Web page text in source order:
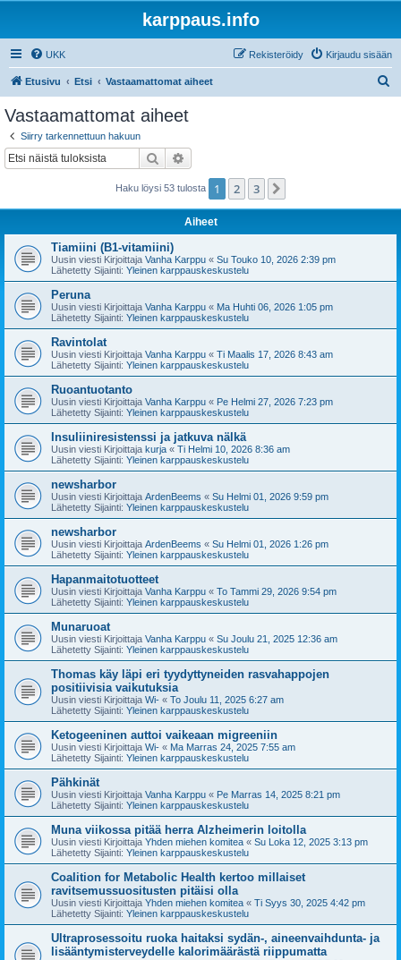
karppaus.info
UKK Kirjaudu sisään
Rekisteröidy
Etusivu Etsi Vastaamattomat aiheet
Vastaamattomat aiheet
Siirry tarkennettuun hakuun
Etsi
Haku löysi 53 tulosta 1 2 3
Aiheet
Tiamiini (B1-vitamiini)
Uusin viesti Kirjoittaja Vanha Karppu « Su Touko 10, 2026 2:39 pm
Lähetetty Sijainti: Yleinen karppauskeskustelu
Peruna
Uusin viesti Kirjoittaja Vanha Karppu « Ma Huhti 06, 2026 1:05 pm
Lähetetty Sijainti: Yleinen karppauskeskustelu
Ravintolat
Uusin viesti Kirjoittaja Vanha Karppu « Ti Maalis 17, 2026 8:43 am
Lähetetty Sijainti: Yleinen karppauskeskustelu
Ruoantuotanto
Uusin viesti Kirjoittaja Vanha Karppu « Pe Helmi 27, 2026 7:23 pm
Lähetetty Sijainti: Yleinen karppauskeskustelu
Insuliiniresistenssi ja jatkuva nälkä
Uusin viesti Kirjoittaja kurja « Ti Helmi 10, 2026 8:36 am
Lähetetty Sijainti: Yleinen karppauskeskustelu
newsharbor
Uusin viesti Kirjoittaja ArdenBeems « Su Helmi 01, 2026 9:59 pm
Lähetetty Sijainti: Yleinen karppauskeskustelu
newsharbor
Uusin viesti Kirjoittaja ArdenBeems « Su Helmi 01, 2026 1:26 pm
Lähetetty Sijainti: Yleinen karppauskeskustelu
Hapanmaitotuotteet
Uusin viesti Kirjoittaja Vanha Karppu « To Tammi 29, 2026 9:54 pm
Lähetetty Sijainti: Yleinen karppauskeskustelu
Munaruoat
Uusin viesti Kirjoittaja Vanha Karppu « Su Joulu 21, 2025 12:36 am
Lähetetty Sijainti: Yleinen karppauskeskustelu
Thomas käy läpi eri tyydyttyneiden rasvahappojen
positiivisia vaikutuksia
Uusin viesti Kirjoittaja Wi- « To Joulu 11, 2025 6:27 am
Lähetetty Sijainti: Yleinen karppauskeskustelu
Ketogeeninen auttoi vaikeaan migreeniin
Uusin viesti Kirjoittaja Wi- « Ma Marras 24, 2025 7:55 am
Lähetetty Sijainti: Yleinen karppauskeskustelu
Pähkinät
Uusin viesti Kirjoittaja Vanha Karppu « Pe Marras 14, 2025 8:21 pm
Lähetetty Sijainti: Yleinen karppauskeskustelu
Muna viikossa pitää herra Alzheimerin loitolla
Uusin viesti Kirjoittaja Yhden miehen komitea « Su Loka 12, 2025 3:13 pm
Lähetetty Sijainti: Yleinen karppauskeskustelu
Coalition for Metabolic Health kertoo millaiset
ravitsemussuositusten pitäisi olla
Uusin viesti Kirjoittaja Yhden miehen komitea « Ti Syys 30, 2025 4:42 pm
Lähetetty Sijainti: Yleinen karppauskeskustelu
Ultraprosessoitu ruoka haitaksi sydän-, aineenvaihdunta- ja
lisääntymisterveydelle kalorimäärästä riippumatta